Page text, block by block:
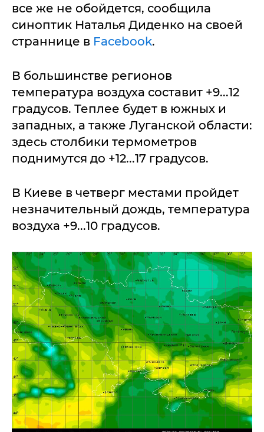
все же не обойдется, сообщила
синоптик Наталья Диденко на своей
страннице в Facebook.
В большинстве регионов
температура воздуха составит +9...12
градусов. Теплее будет в южных и
западных, а также Луганской области:
здесь столбики термометров
поднимутся до +12...17 градусов.
В Киеве в четверг местами пройдет
незначительный дождь, температура
воздуха +9...10 градусов.